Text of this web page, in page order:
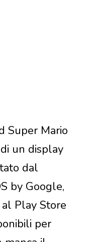
Super Mario
un display
dal
by Google,
Play Store
per